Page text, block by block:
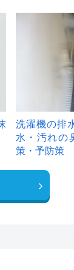
洗濯機の排
水・汚れの
策・予防策